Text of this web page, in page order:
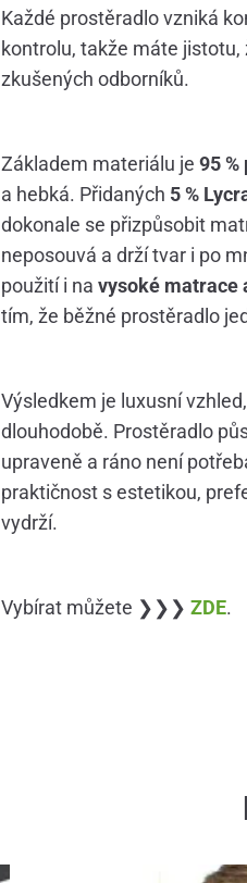
Každé prostěradlo vzniká
kontrolu, takže máte
zkušených odborníků.
Základem materiálu je 95
a hebká. Přidaných 5 %
dokonale se přizpůsobit
neposouvá a drží tvar i po
použití i na vysoké matrace
tím, že běžné prostěradlo
Výsledkem je luxusní
dlouhodobě. Prostěradlo
upraveně a ráno není
praktičnost s estetikou,
vydrží.
Vybírat můžete ❯❯❯ ZDE.